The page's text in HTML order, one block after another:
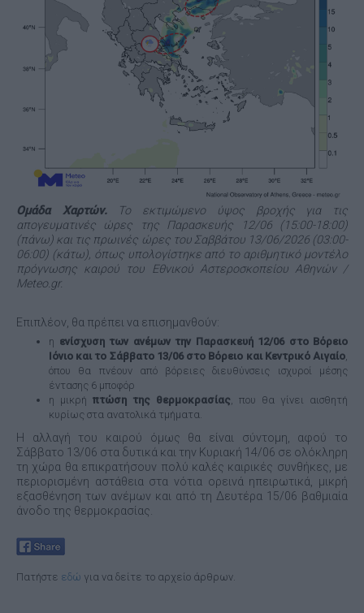
Ομάδα Χαρτών.
Το εκτιμώμενο ύψος βροχής για τις
απογευματινές ώρες της Παρασκευής 12/06 (15:00-18:00)
(πάνω) και τις πρωινές ώρες του Σαββάτου 13/06/2026 (03:00-
06:00) (κάτω), όπως υπολογίστηκε από το αριθμητικό μοντέλο
πρόγνωσης καιρού του Εθνικού Αστεροσκοπείου Αθηνών /
Meteo. gr.
Επιπλέον, θα πρέπει να επισημανθούν:
η ενίσχυση των ανέμων την Παρασκευή 12/06 στο Βόρειο
Ιόνιο και το Σάββατο 13/06 στο Βόρειο και Κεντρικό Αιγαίο
όπου θα πνέουν από βόρειες διευθύνσεις ισχυροί μέσης
έντασης 6 μποφόρ
η μικρή πτώση της θερμοκρασίας , που θα γίνει αισθητή
κυρίως στα ανατολικά τμήματα.
Η αλλαγή του καιρού όμως θα είναι σύντομη, αφού το
Σάββατο 13/06 στα δυτικά και την Κυριακή 14/06 σε ολόκληρη
τη χώρα θα επικρατήσουν πολύ καλές καιρικές συνθήκες, με
περιορισμένη αστάθεια στα νότια ορεινά ηπειρωτικά, μικρή
εξασθένηση των ανέμων και από τη Δευτέρα 15/06 βαθμιαία
άνοδο της θερμοκρασίας.
Πατήστε εδώ για να δείτε το αρχείο άρθρων.